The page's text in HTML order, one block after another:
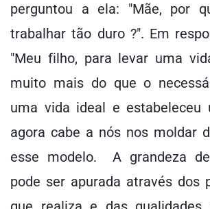
perguntou a ela: "Mãe, por
trabalhar tão duro ?". Em
"Meu filho, para levar uma
muito mais do que o
uma vida ideal e estabeleceu
agora cabe a nós nos moldar
esse modelo. A grandeza
pode ser apurada através dos